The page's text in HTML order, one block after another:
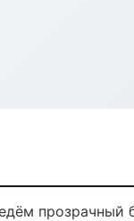
прозрачный